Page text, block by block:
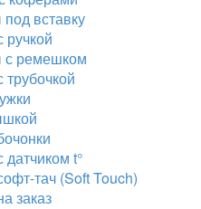
вставку
ручкой
с ремешком
t°
тач (Soft Touch)
заказ